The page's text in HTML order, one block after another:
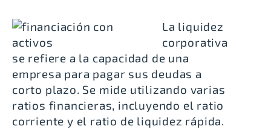
La liquidez
corporativa
se refiere a la capacidad de una
empresa para pagar sus deudas a
corto plazo. Se mide utilizando varias
ratios financieras, incluyendo el ratio
corriente y el ratio de liquidez rápida.